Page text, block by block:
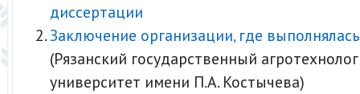
диссертации
Заключение организации, где
(Рязанский государственный
университет имени П.А. Костычева)